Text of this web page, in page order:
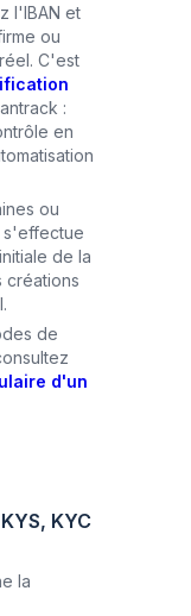
l'IBAN et
ou
C'est
:
en
ou
s'effectue
de la
créations
de
d'un
KYC
la